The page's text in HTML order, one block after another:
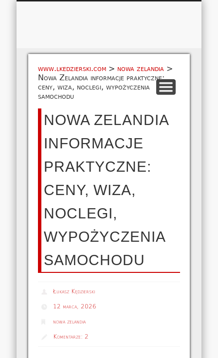
O NAS
EUROPA A-M
EUROPA N-Z
AZJA
AFRYKA
AMERYKA
OCEANIA
MAPA
WSPÓŁPRACA
KONTAKT
www.lkedzierski.com > nowa zelandia >
Nowa Zelandia informacje praktyczne:
ceny, wiza, noclegi, wypożyczenia
samochodu
NOWA ZELANDIA
INFORMACJE
PRAKTYCZNE:
CENY, WIZA,
NOCLEGI,
WYPOŻYCZENIA
SAMOCHODU
Łukasz Kędzierski
12 marca, 2026
nowa zelandia
Komentarze:2